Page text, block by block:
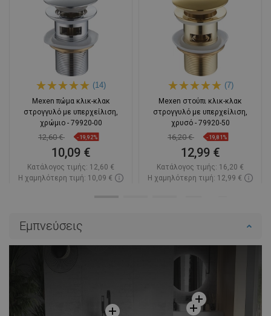
(14)
Mexen πώμα κλικ-κλακ
στρογγυλό με υπερχείλιση,
χρώμιο - 79920-00
12,60 € -19,92%
10,09 €
Κατάλογος τιμής: 12,60 €
Η χαμηλότερη τιμή: 10,09 €
(7)
Mexen στούπι κλικ-κλακ
στρογγυλό με υπερχείλιση,
χρυσό - 79920-50
16,20 € -19,81%
12,99 €
Κατάλογος τιμής: 16,20 €
Η χαμηλότερη τιμή: 12,99 €
Εμπνεύσεις